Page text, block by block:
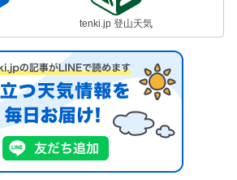
tenki.jp 登山天気